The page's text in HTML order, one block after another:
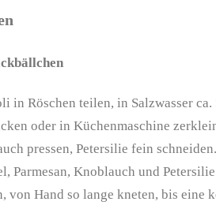
in Röschen teilen, in Salzwasser
oder in Küchenmaschine
pressen, Petersilie fein
Parmesan, Knoblauch und
von Hand so lange kneten, bis eine